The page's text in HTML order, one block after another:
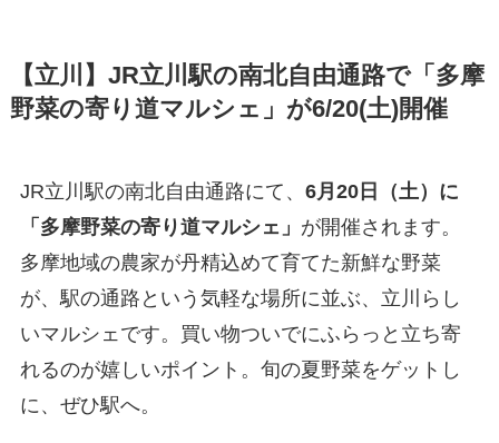
【立川】JR立川駅の南北自由通路で「多摩
野菜の寄り道マルシェ」が6/20(土)開催
JR立川駅の南北自由通路にて、 6月20日（土）に
「多摩野菜の寄り道マルシェ」 が開催されます。
多摩地域の農家が丹精込めて育てた新鮮な野菜
が、駅の通路という気軽な場所に並ぶ、立川らし
いマルシェです。買い物ついでにふらっと立ち寄
れるのが嬉しいポイント。旬の夏野菜をゲットし
に、ぜひ駅へ。